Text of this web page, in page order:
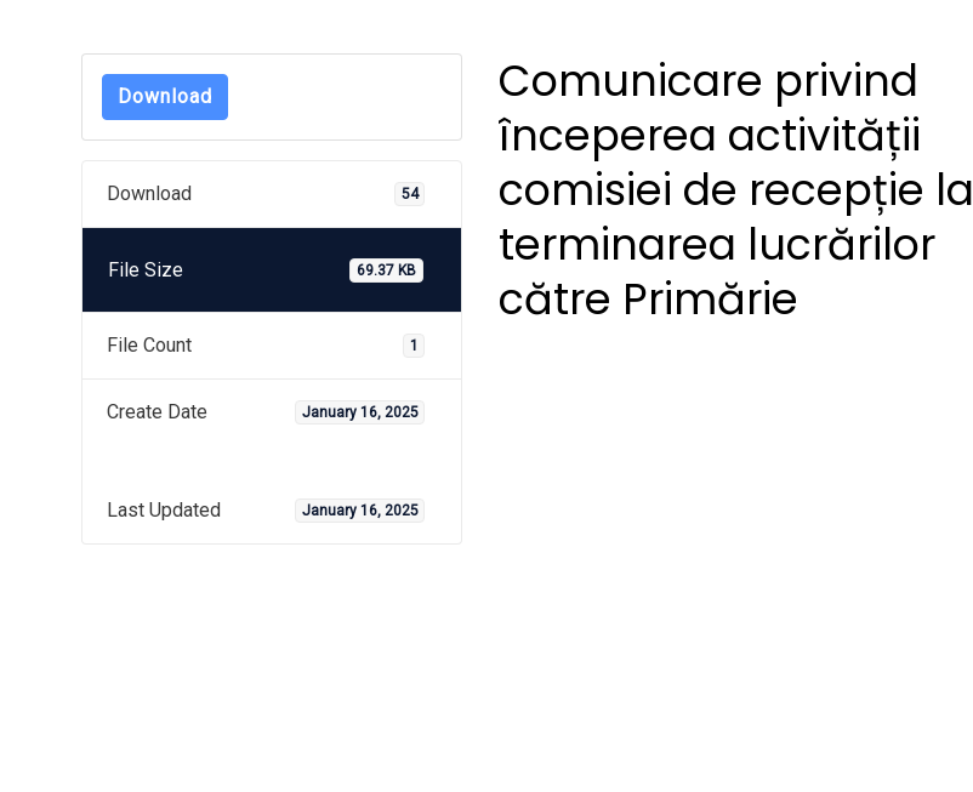
Download
Download 54
File Size 69.37 KB
File Count 1
Create Date January 16, 2025
Last Updated January 16, 2025
Comunicare privind
începerea activității
comisiei de recepție la
terminarea lucrărilor
către Primărie